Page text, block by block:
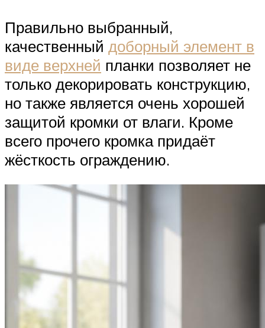
Правильно выбранный,
качественный доборный элемент в
виде верхней планки позволяет не
только декорировать конструкцию,
но также является очень хорошей
защитой кромки от влаги. Кроме
всего прочего кромка придаёт
жёсткость ограждению.